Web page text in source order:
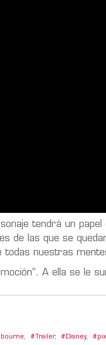
tendrá un
de las que se
nuestras
A ella se le
, Trailer, Disney,